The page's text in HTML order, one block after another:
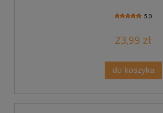
5.0
23,99 zł
do koszyka